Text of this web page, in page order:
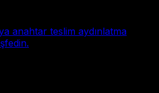
anahtar teslim aydınlatma